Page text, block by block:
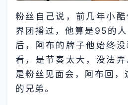
粉丝自己说，前几年小
界团播过，他算是95的
后，阿布的牌子他始终
看，是节奏太大，没法
是粉丝见面会，阿布回
的兄弟。